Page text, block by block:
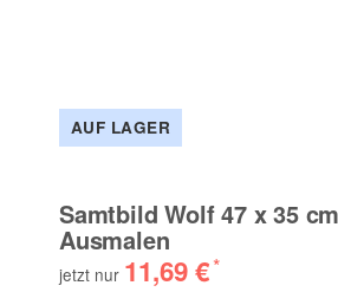
AUF LAGER
Samtbild Wolf 47 x 35
Ausmalen
jetzt nur 11,69 €*